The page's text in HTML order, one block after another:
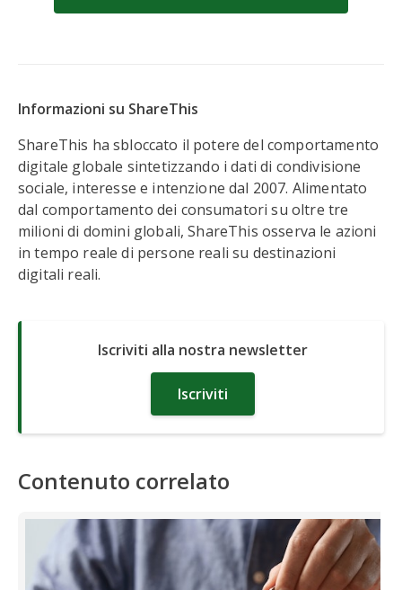
Informazioni su ShareThis
ShareThis ha sbloccato il potere del comportamento
digitale globale sintetizzando i dati di condivisione
sociale, interesse e intenzione dal 2007. Alimentato
dal comportamento dei consumatori su oltre tre
milioni di domini globali, ShareThis osserva le azioni
in tempo reale di persone reali su destinazioni
digitali reali.
Iscriviti alla nostra newsletter
Iscriviti
Contenuto correlato